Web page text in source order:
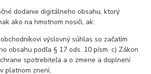
dodanie digitálneho obsahu, ktorý
ako na hmotnom nosiči, ak:
výslovný súhlas so začatím
obsahu podľa § 17 ods. 10 písm. c) Zákon
spotrebiteľa a o zmene a doplnení
platnom znení,